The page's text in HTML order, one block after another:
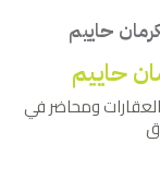
حاييم
ومحاضر في